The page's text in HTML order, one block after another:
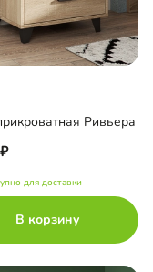
Ривьера
для доставки
В корзину